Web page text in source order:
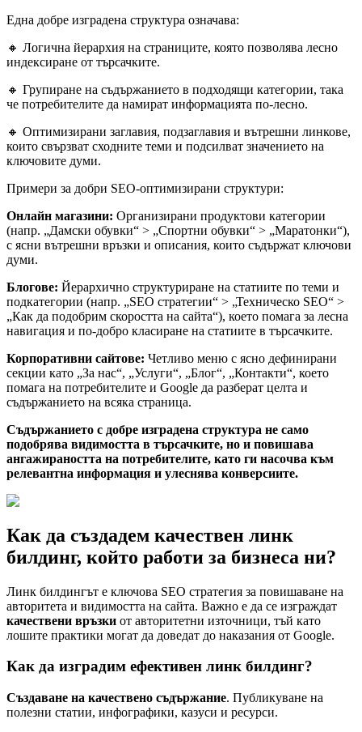
Една добре изградена структура означава:
🔸 Логична йерархия на страниците, която позволява лесно
индексиране от търсачките.
🔸 Групиране на съдържанието в подходящи категории, така
че потребителите да намират информацията по-лесно.
🔸 Оптимизирани заглавия, подзаглавия и вътрешни линкове,
които свързват сходните теми и подсилват значението на
ключовите думи.
Примери за добри SEO-оптимизирани структури:
Онлайн магазини: Организирани продуктови категории
(напр. „Дамски обувки“ > „Спортни обувки“ > „Маратонки“),
с ясни вътрешни връзки и описания, които съдържат ключови
думи.
Блогове: Йерархично структуриране на статиите по теми и
подкатегории (напр. „SEO стратегии“ > „Техническо SEO“ >
„Как да подобрим скоростта на сайта“), което помага за лесна
навигация и по-добро класиране на статиите в търсачките.
Корпоративни сайтове: Четливо меню с ясно дефинирани
секции като „За нас“, „Услуги“, „Блог“, „Контакти“, което
помага на потребителите и Google да разберат целта и
съдържанието на всяка страница.
Съдържанието с добре изградена структура не само
подобрява видимостта в търсачките, но и повишава
ангажираността на потребителите, като ги насочва към
релевантна информация и улеснява конверсиите.
Как да създадем качествен линк
билдинг, който работи за бизнеса ни?
Линк билдингът е ключова SEO стратегия за повишаване на
авторитета и видимостта на сайта. Важно е да се изграждат
качествени връзки от авторитетни източници, тъй като
лошите практики могат да доведат до наказания от Google.
Как да изградим ефективен линк билдинг?
Създаване на качествено съдържание. Публикуване на
полезни статии, инфографики, казуси и ресурси.